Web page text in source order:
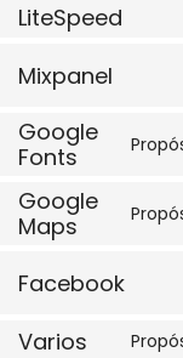
LiteSpeed
Mixpanel
Google
Fonts
Google
Maps
Facebook
Varios